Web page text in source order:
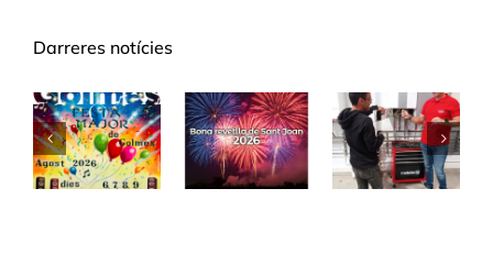
Darreres notícies
Bona
revetlla
de Sant
Joan!
Formació
al WOLF
Campus
Festa
Major de
Golmés